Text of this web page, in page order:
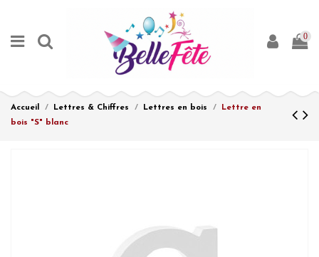
0
Accueil Lettres & Chiffres Lettres en bois
Lettre en
bois "S" blanc